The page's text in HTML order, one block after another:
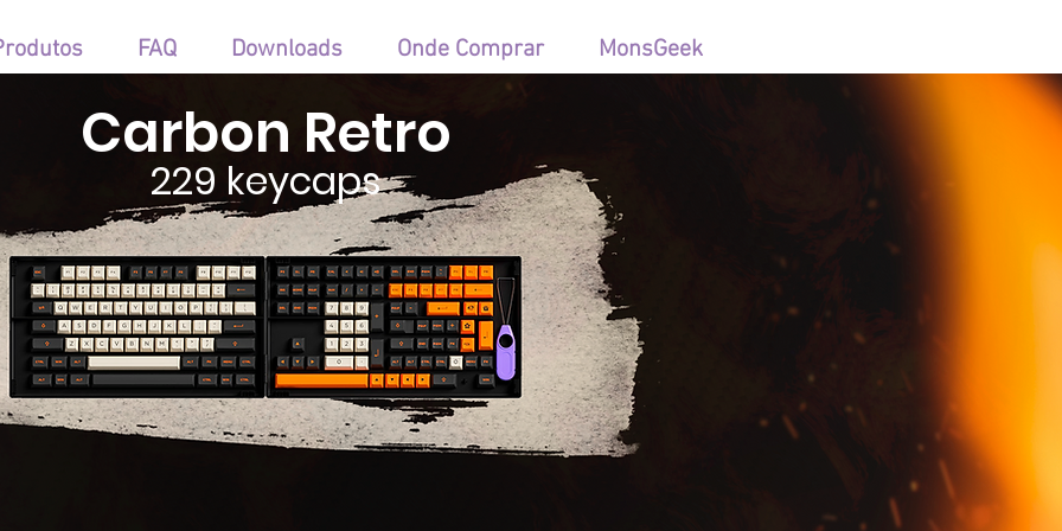
FAQ Downloads Onde Comprar MonsGeek
229 keycaps
Carbon Retro